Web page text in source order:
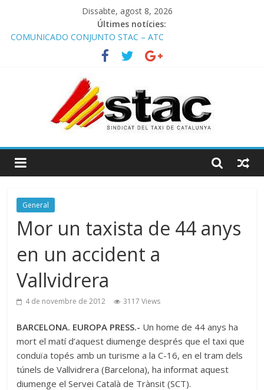
Dissabte, agost 8, 2026
Últimes notícies:
COMUNICADO CONJUNTO STAC – ATC
Comunicado STAC/ ATC de la reunión con los Mossos d
‘Esquadra del aeropuerto de Barcelona.
Programa de Radio TAXI LIBRE 29.07.2026 en COOLTURA FM.
STAC/ATC SOLICITAN TAULA TÈCNICA PARA MEJORAR LA
OPERATIVA DE ENTRADA EN EL PUERTO DE BARCELONA.
Programa de Radio TAXI LIBRE 22.07.2026 en COOLTURA FM.
General
Mor un taxista de 44 anys
en un accident a
Vallvidrera
4 de novembre de 2012 3117 Views
BARCELONA. EUROPA PRESS.- Un home de 44 anys ha
mort el matí d’aquest diumenge després que el taxi que
conduïa topés amb un turisme a la C-16, en el tram dels
túnels de Vallvidrera (Barcelona), ha informat aquest
diumenge el Servei Català de Trànsit (SCT).